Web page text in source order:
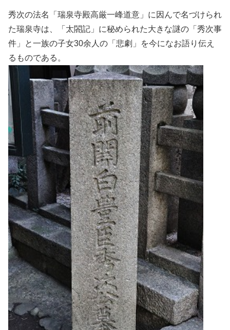
秀次の法名「瑞泉寺殿高厳一峰道意」に因んで名づけられ
た瑞泉寺は、「太閤記」に秘められた大きな謎の「秀次事
件」と一族の子女30余人の「悲劇」を今になお語り伝え
るものである。